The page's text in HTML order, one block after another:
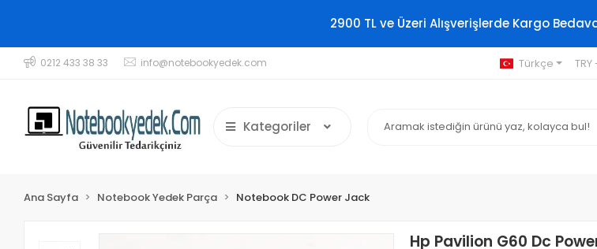
2900 TL ve Üzeri Alışverişlerde Kargo
0212 433 38 33 info@notebookyedek.com Türkçe TRY
Kategoriler
Ana Sayfa Notebook Yedek Parça Notebook DC Power Jack
Hp Pavilion G60 Dc